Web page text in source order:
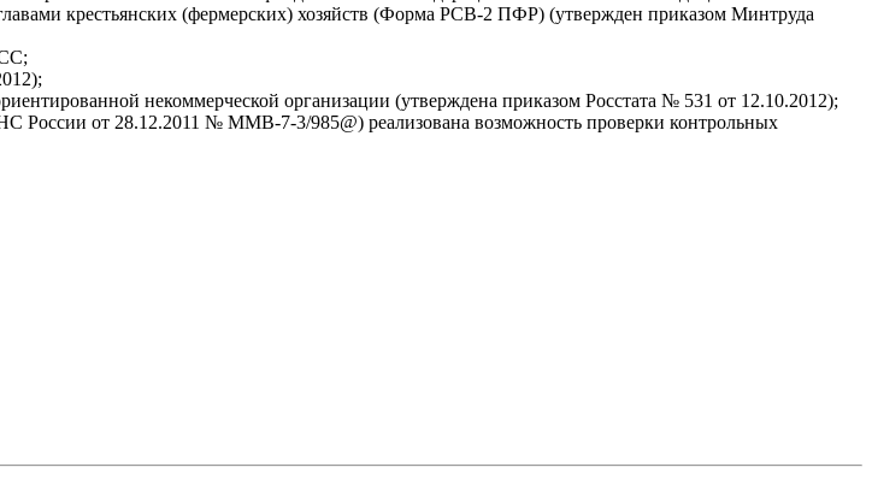
крестьянских (фермерских) хозяйств (Форма РСВ-2 ПФР) (утвержден приказом Минтруда
некоммерческой организации (утверждена приказом Росстата № 531 от 12.10.2012);
России от 28.12.2011 № ММВ-7-3/985@) реализована возможность проверки контрольных